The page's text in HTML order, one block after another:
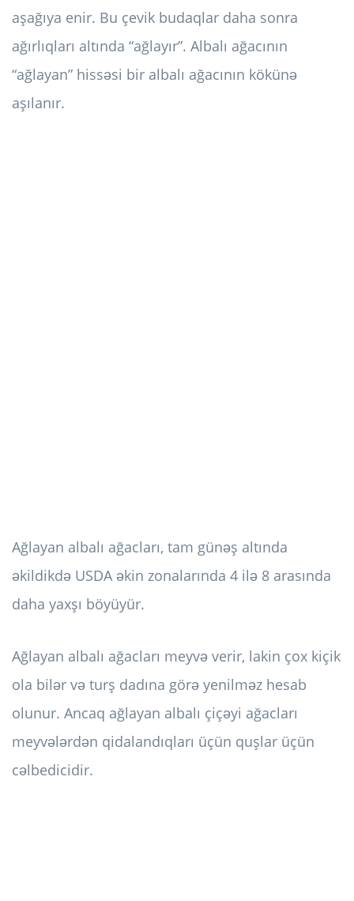
aşağıya enir. Bu çevik budaqlar daha sonra
ağırlıqları altında “ağlayır”. Albalı ağacının
“ağlayan” hissəsi bir albalı ağacının kökünə
aşılanır.
Ağlayan albalı ağacları, tam günəş altında
əkildikdə USDA əkin zonalarında 4 ilə 8 arasında
daha yaxşı böyüyür.
Ağlayan albalı ağacları meyvə verir, lakin çox kiçik
ola bilər və turş dadına görə yenilməz hesab
olunur. Ancaq ağlayan albalı çiçəyi ağacları
meyvələrdən qidalandıqları üçün quşlar üçün
cəlbedicidir.